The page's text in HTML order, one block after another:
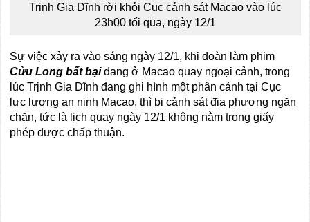
Trịnh Gia Dĩnh rời khỏi Cục cảnh sát Macao vào lúc
23h00 tối qua, ngày 12/1
Sự việc xảy ra vào sáng ngày 12/1, khi đoàn làm phim
Cửu Long bất bạiđang ở Macao quay ngoại cảnh, trong
lúc Trịnh Gia Dĩnh đang ghi hình một phân cảnh tại Cục
lực lượng an ninh Macao, thì bị cảnh sát địa phương ngăn
chặn, tức là lịch quay ngày 12/1 không nằm trong giấy
phép được chấp thuận.